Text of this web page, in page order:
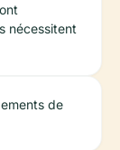
nécessitent
de